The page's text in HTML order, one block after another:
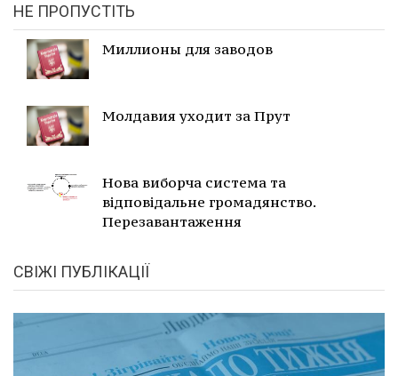
НЕ ПРОПУСТІТЬ
Миллионы для заводов
Молдавия уходит за Прут
Нова виборча система та
відповідальне громадянство.
Перезавантаження
СВІЖІ ПУБЛІКАЦІЇ